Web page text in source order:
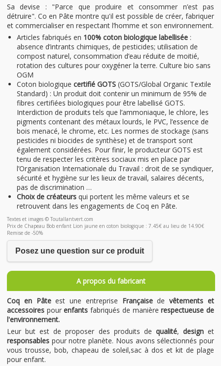
Sa devise : "Parce que produire et consommer n’est pas
détruire". Co en Pâte montre qu'il est possible de créer, fabriquer
et commercialiser en respectant l’homme et son environnement.
Articles fabriqués en 100% coton biologique labellisée :
absence d’intrants chimiques, de pesticides; utilisation de
compost naturel, consommation d’eau réduite de moitié,
rotation des cultures pour oxygéner la terre. Culture bio sans
OGM
Coton biologique certifié GOTS (GOTS/Global Organic Textile
Standard) : Un produit doit contenir un minimum de 95% de
fibres certifiées biologiques pour être labellisé GOTS.
Interdiction de produits tels que l’ammoniaque, le chlore, les
pigments contenant des métaux lourds, le PVC, l’essence de
bois menacé, le chrome, etc. Les normes de stockage (sans
pesticides ni biocides de synthèse) et de transport sont
également considérées. Pour finir, le producteur GOTS est
tenu de respecter les critères sociaux mis en place par
l’Organisation Internationale du Travail : droit de se syndiquer,
sécurité et hygiène sur les lieux de travail, salaires décents,
pas de discrimination …
Choix de créateurs qui portent les même valeurs et se
retrouvent dans les engagements de Coq en Pâte.
Textes et images © Toutallantvert.com
Prix de Chapeau Bob enfant Lion jaune en coton biologique : 7.45€ au lieu de 14.90€
Remise de -50%
Posez une question sur ce produit
A propos du fabricant
Coq en Pâteest une entreprise Françaisedevêtements et
accessoires pourenfants fabriqués de manièrerespectueuse de
l'environnement.
Leur but est de proposer des produits de qualité, designet
responsables pour notre planète. Nous avons sélectionnés pour
vous trousse, bob, chapeau de soleil,sac à dos et kit de plage
pour enfant.